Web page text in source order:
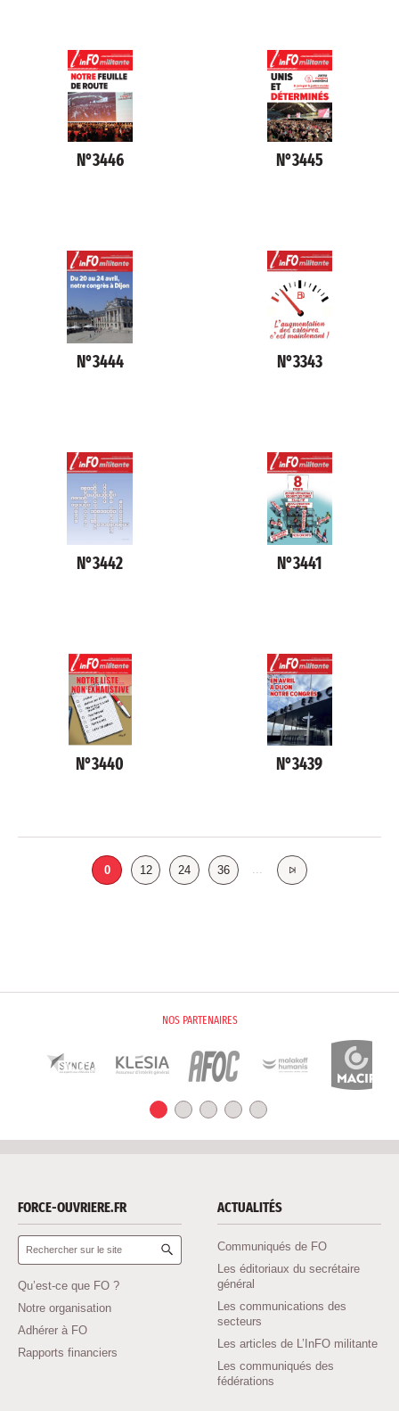
N°3446 N°3445
N°3444 N°3343
N°3442 N°3441
N°3440 N°3439
0 12 24 36 ...
NOS PARTENAIRES
FORCE-OUVRIERE.FR
Rechercher :
Qu’est-ce que FO ?
Notre organisation
Adhérer à FO
Rapports financiers
ACTUALITÉS
Communiqués de FO
Les éditoriaux du secrétaire
général
Les communications des
secteurs
Les articles de L’InFO militante
Les communiqués des
fédérations